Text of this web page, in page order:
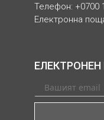
Телефон: +0700
Електронна